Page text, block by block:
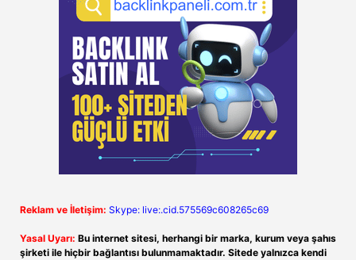
Reklam ve İletişim: Skype: live:.cid.575569c608265c69
Yasal Uyarı: Bu internet sitesi, herhangi bir marka, kurum veya şahıs
şirketi ile hiçbir bağlantısı bulunmamaktadır. Sitede yalnızca kendi